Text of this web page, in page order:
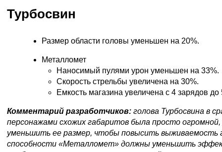
Турбосвин
Размер области головы уменьшен на 20%.
Металломет
Наносимый пулями урон уменьшен на 33%.
Скорость стрельбы увеличена на 30%.
Емкость магазина увеличена с 4 зарядов до
Комментарий разработчиков: голова Турбосвина в
персонажами схожих габаритов была просто
уменьшить ее размер, чтобы повысить выживаемость
способности «Металломет» должны уменьшить